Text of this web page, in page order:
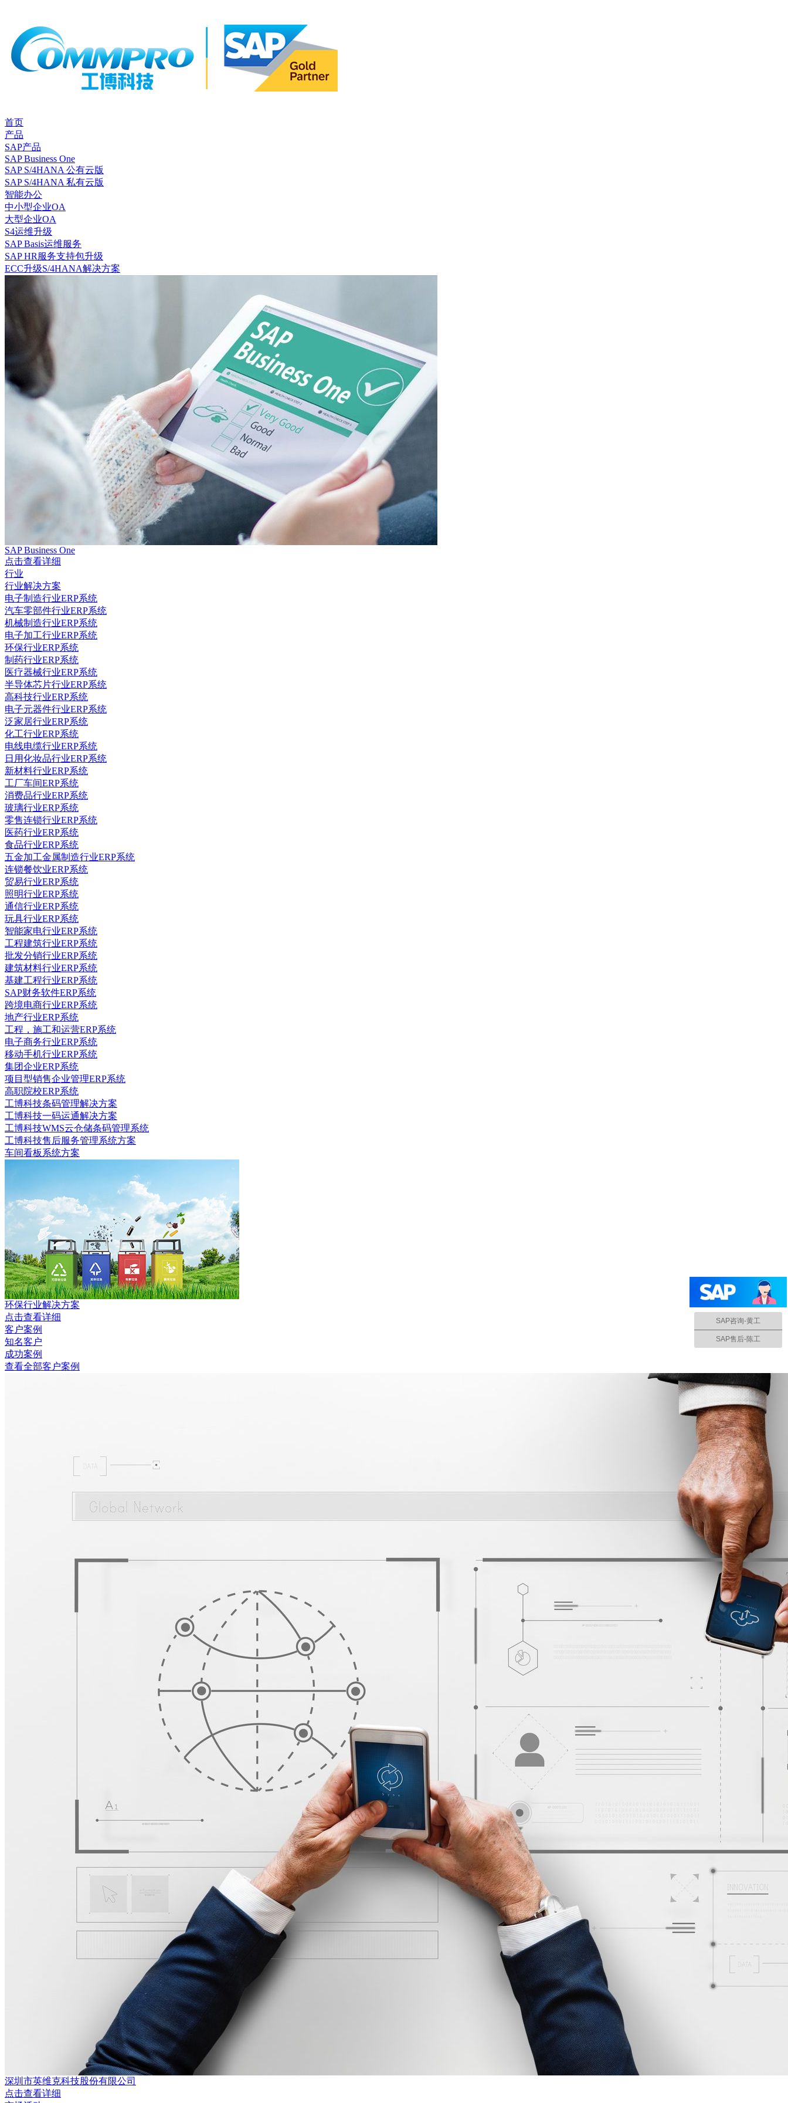
首页
产品
SAP产品
SAP Business One
SAP S/4HANA 公有云版
SAP S/4HANA 私有云版
智能办公
中小型企业OA
大型企业OA
S4运维升级
SAP Basis运维服务
SAP HR服务支持包升级
ECC升级S/4HANA解决方案
SAP Business One
点击查看详细
行业
行业解决方案
电子制造行业ERP系统
汽车零部件行业ERP系统
机械制造行业ERP系统
电子加工行业ERP系统
环保行业ERP系统
制药行业ERP系统
医疗器械行业ERP系统
半导体芯片行业ERP系统
高科技行业ERP系统
电子元器件行业ERP系统
泛家居行业ERP系统
化工行业ERP系统
电线电缆行业ERP系统
日用化妆品行业ERP系统
新材料行业ERP系统
工厂车间ERP系统
消费品行业ERP系统
玻璃行业ERP系统
零售连锁行业ERP系统
医药行业ERP系统
食品行业ERP系统
五金加工金属制造行业ERP系统
连锁餐饮业ERP系统
贸易行业ERP系统
照明行业ERP系统
通信行业ERP系统
玩具行业ERP系统
智能家电行业ERP系统
工程建筑行业ERP系统
批发分销行业ERP系统
建筑材料行业ERP系统
基建工程行业ERP系统
SAP财务软件ERP系统
跨境电商行业ERP系统
地产行业ERP系统
工程，施工和运营ERP系统
电子商务行业ERP系统
移动手机行业ERP系统
集团企业ERP系统
项目型销售企业管理ERP系统
高职院校ERP系统
工博科技条码管理解决方案
工博科技一码运通解决方案
工博科技WMS云仓储条码管理系统
工博科技售后服务管理系统方案
车间看板系统方案
环保行业解决方案
点击查看详细
客户案例
知名客户
成功案例
查看全部客户案例
深圳市英维克科技股份有限公司
点击查看详细
SAP咨询-黄工
SAP售后-陈工